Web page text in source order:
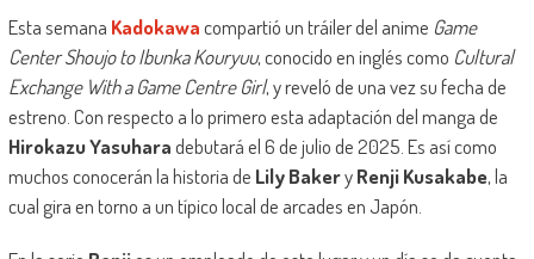
Esta semana Kadokawacompartió un tráiler del anime Game
Center Shoujo to Ibunka Kouryuu, conocido en inglés como Cultural
Exchange With a Game Centre Girl, y reveló de una vez su fecha de
estreno. Con respecto a lo primero esta adaptación del manga de
Hirokazu Yasuharadebutará el 6 de julio de 2025. Es así como
muchos conocerán la historia de Lily BakeryRenji Kusakabe, la
cual gira en torno a un típico local de arcades en Japón.